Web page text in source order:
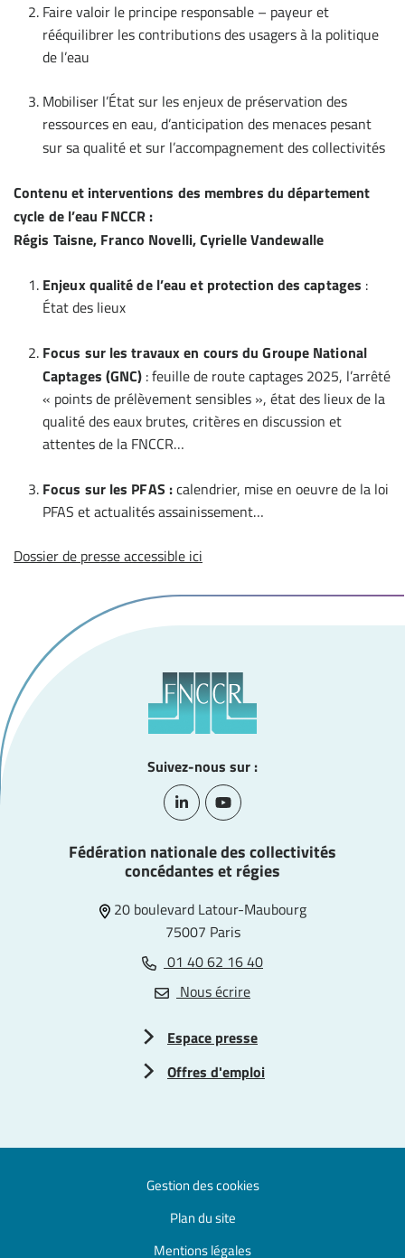
Faire valoir le principe responsable – payeur et
rééquilibrer les contributions des usagers à la politique
de l’eau
Mobiliser l’État sur les enjeux de préservation des
ressources en eau, d’anticipation des menaces pesant
sur sa qualité et sur l’accompagnement des collectivités
Contenu et interventions des membres du département
cycle de l’eau FNCCR :
Régis Taisne, Franco Novelli, Cyrielle Vandewalle
Enjeux qualité de l’eau et protection des captages :
État des lieux
Focus sur les travaux en cours du Groupe National
Captages (GNC) : feuille de route captages 2025, l’arrêté
« points de prélèvement sensibles », état des lieux de la
qualité des eaux brutes, critères en discussion et
attentes de la FNCCR…
Focus sur les PFAS :calendrier, mise en oeuvre de la loi
PFAS et actualités assainissement…
Dossier de presse accessible ici
Suivez-nous sur :
Lien vers le compte Linkedin
Lien vers la chaîne Youtube
Fédération nationale des collectivités
concédantes et régies
20 boulevard Latour-Maubourg
75007 Paris
01 40 62 16 40
Nous écrire
Espace presse
Offres d'emploi
Gestion des cookies
Plan du site
Mentions légales